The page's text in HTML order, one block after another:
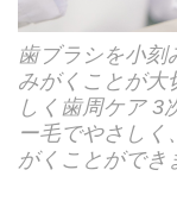
歯ブラシを小刻
みがくことが大
しく歯周ケア 3
ー毛でやさしく
がくことができ